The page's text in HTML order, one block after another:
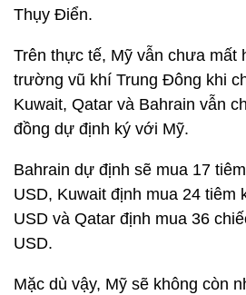
Thụy Điển.
Trên thực tế, Mỹ vẫn chưa mất
trường vũ khí Trung Đông khi
Kuwait, Qatar và Bahrain vẫn
đồng dự định ký với Mỹ.
Bahrain dự định sẽ mua 17
USD, Kuwait định mua 24 tiêm
USD và Qatar định mua 36
USD.
Mặc dù vậy, Mỹ sẽ không còn